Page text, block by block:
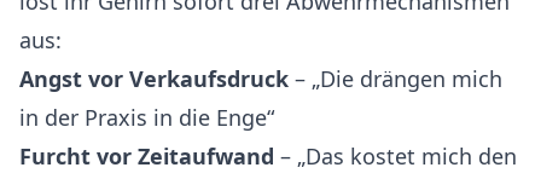
aus:
Angst vor Verkaufsdruck – „Die drängen mich
in der Praxis in die Enge“
Furcht vor Zeitaufwand – „Das kostet mich den